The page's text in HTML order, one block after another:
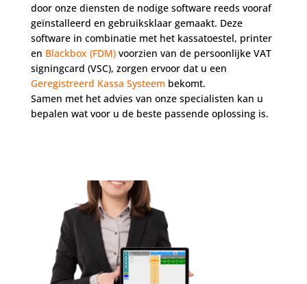
door onze diensten de nodige software reeds vooraf
geïnstalleerd en gebruiksklaar gemaakt. Deze
software in combinatie met het kassatoestel, printer
en Blackbox (FDM)voorzien van de persoonlijke VAT
signingcard (VSC), zorgen ervoor dat u een
Geregistreerd Kassa Systeem bekomt.
Samen met het advies van onze specialisten kan u
bepalen wat voor u de beste passende oplossing is.